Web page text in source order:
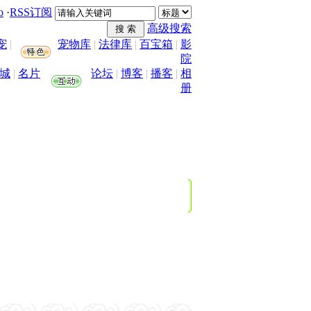
·RSS订阅
高级搜索
| 宠物库 | 法律库 | 百宝箱 | 影
院
| 名片 论坛 | 博客 | 播客 | 相
册